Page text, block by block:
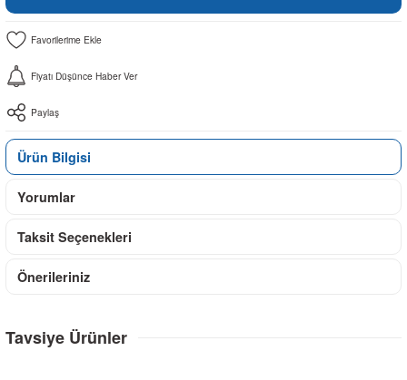
Fiyatı Düşünce Haber Ver
Paylaş
Ürün Bilgisi
Yorumlar
Taksit Seçenekleri
Önerileriniz
Tavsiye Ürünler